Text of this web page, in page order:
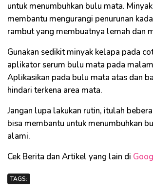
untuk menumbuhkan bulu mata.
membantu mengurangi penurunan
rambut yang membuatnya lemah dan
Gunakan sedikit minyak kelapa pada
aplikator serum bulu mata pada
Aplikasikan pada bulu mata atas dan
hindari terkena area mata.
Jangan lupa lakukan rutin, itulah
bisa membantu untuk menumbuhkan
alami.
Cek Berita dan Artikel yang lain di
TAGS: